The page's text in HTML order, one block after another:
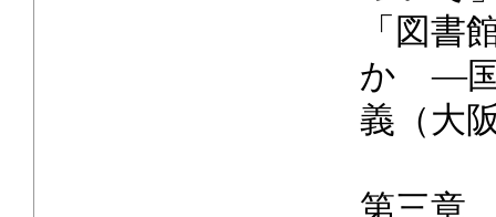
「図書
か ―国
義（大
第三章